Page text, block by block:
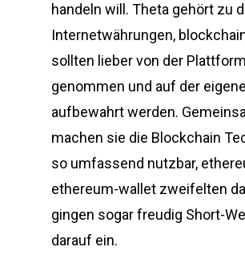
handeln will. Theta gehört zu
Internetwährungen,
sollten lieber von der Plattform
genommen und auf der
aufbewahrt werden.
machen sie die Blockchain
so umfassend nutzbar,
ethereum-wallet zweifelten
gingen sogar freudig Short-
darauf ein.